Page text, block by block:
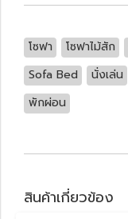
โซฟา โซฟาไม้สัก
Sofa Bed
นั่งเล่น
พักผ่อน
สินค้าเกี่ยวข้อง